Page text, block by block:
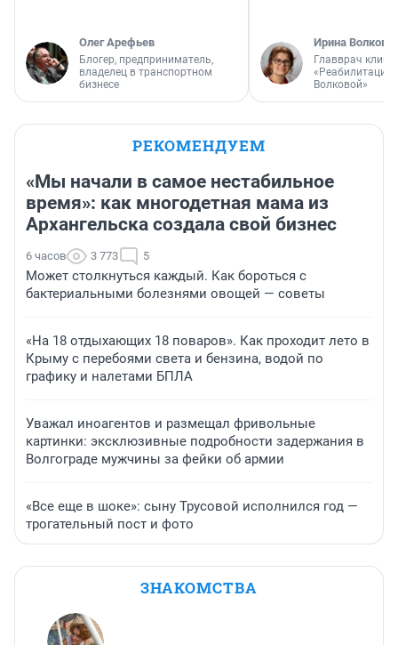
Олег Арефьев
Блогер, предприниматель,
владелец в транспортном
бизнесе
Ирина Волкова
Главврач
«Реабилитация
Волковой»
РЕКОМЕНДУЕМ
«Мы начали в самое нестабильное
время»: как многодетная мама из
Архангельска создала свой бизнес
6 часов 3 773 5
Может столкнуться каждый. Как бороться с
бактериальными болезнями овощей — советы
«На 18 отдыхающих 18 поваров». Как проходит лето в
Крыму с перебоями света и бензина, водой по
графику и налетами БПЛА
Уважал иноагентов и размещал фривольные
картинки: эксклюзивные подробности задержания в
Волгограде мужчины за фейки об армии
«Все еще в шоке»: сыну Трусовой исполнился год —
трогательный пост и фото
ЗНАКОМСТВА